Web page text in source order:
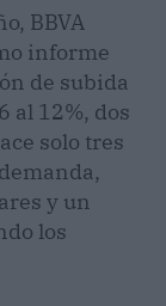
BBVA
informe
de subida
al 12%, dos
solo tres
y un
los